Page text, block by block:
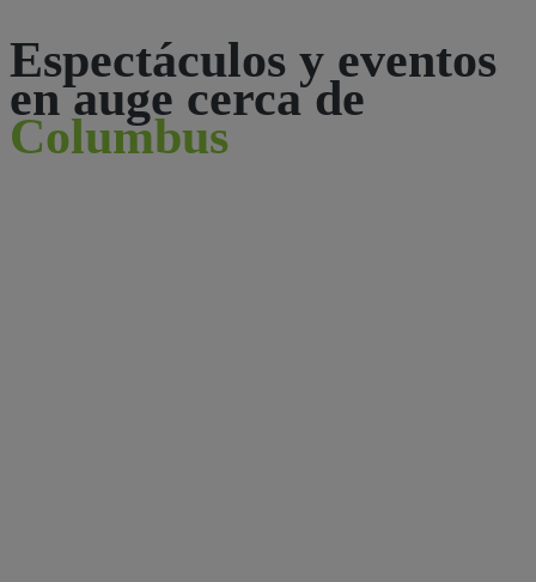
Espectáculos y eventos
en auge cerca de
Columbus